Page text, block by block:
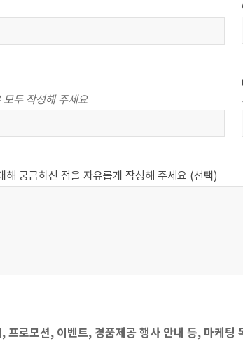
두 작성해 주세요
해 궁금하신 점을 자유롭게 작성해 주세요 (선택)
프로모션, 이벤트, 경품제공 행사 안내 등, 마케팅